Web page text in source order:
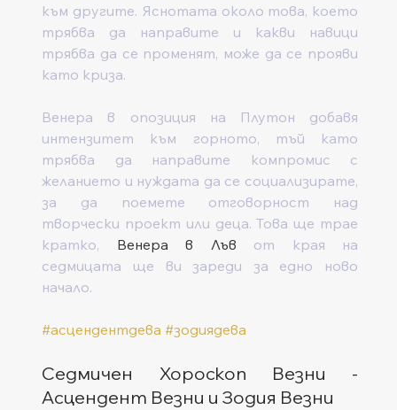
към другите. Яснотата около това, което
трябва да направите и какви навици
трябва да се променят, може да се прояви
като криза.
Венера в опозиция на Плутон добавя
интензитет към горното, тъй като
трябва да направите компромис с
желанието и нуждата да се социализирате,
за да поемете отговорност над
творчески проект или деца. Това ще трае
кратко, Венера в Лъв от края на
седмицата ще ви зареди за едно ново
начало.
#асцендентдева #зодиядева
Седмичен Хороскоп Везни -
Асцендент Везни и Зодия Везни